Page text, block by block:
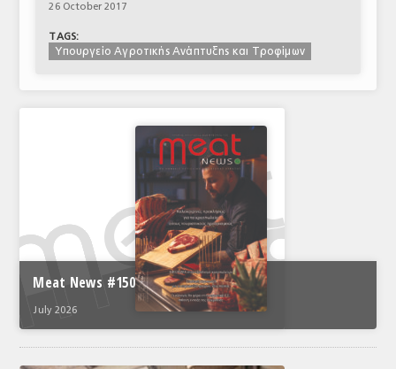
26 October 2017
TAGS:
Υπουργείο Αγροτικής Ανάπτυξης και Τροφίμων
Meat News #150
July 2026